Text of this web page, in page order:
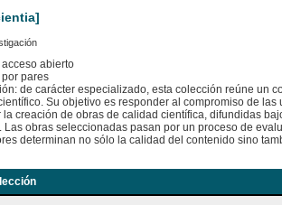
acceso abierto
pares
de carácter especializado, esta colección reúne un
Su objetivo es responder al compromiso de
la creación de obras de calidad científica, difundidas
Las obras seleccionadas pasan por un proceso de
determinan no sólo la calidad del contenido sino